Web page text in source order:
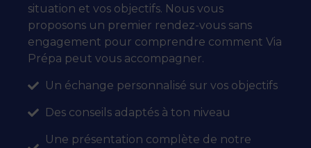
situation et vos objectifs. Nous vous
proposons un premier rendez-vous sans
engagement pour comprendre comment Via
Prépa peut vous accompagner.
Un échange personnalisé sur vos objectifs
Des conseils adaptés à ton niveau
Une présentation complète de notre